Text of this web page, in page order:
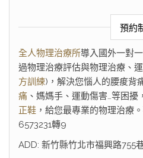
預約
全人物理治療所導入國外一對
過物理治療評估與物理治療、
方訓練)，解決您惱人的腰痠背
痛 、媽媽手、運動傷害…等困
正鞋 ，給您最專業的物理治療
6573231轉9
ADD: 新竹縣竹北市福興路755